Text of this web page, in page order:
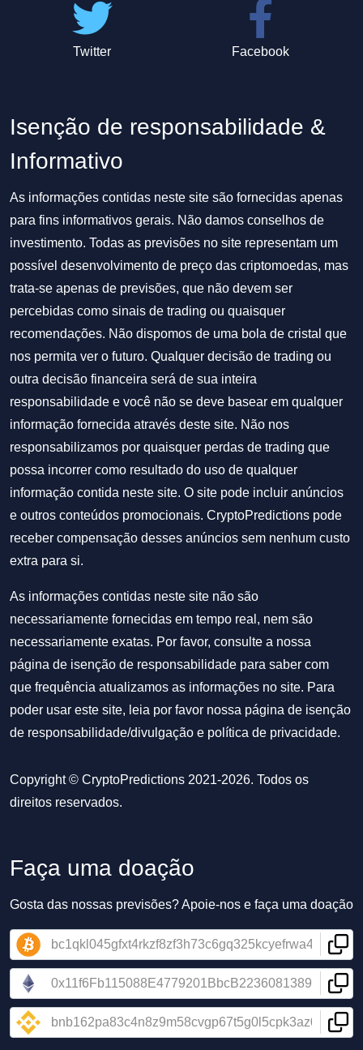
Twitter Facebook
Isenção de responsabilidade &
Informativo
As informações contidas neste site são fornecidas apenas
para fins informativos gerais. Não damos conselhos de
investimento. Todas as previsões no site representam um
possível desenvolvimento de preço das criptomoedas, mas
trata-se apenas de previsões, que não devem ser
percebidas como sinais de trading ou quaisquer
recomendações. Não dispomos de uma bola de cristal que
nos permita ver o futuro. Qualquer decisão de trading ou
outra decisão financeira será de sua inteira
responsabilidade e você não se deve basear em qualquer
informação fornecida através deste site. Não nos
responsabilizamos por quaisquer perdas de trading que
possa incorrer como resultado do uso de qualquer
informação contida neste site. O site pode incluir anúncios
e outros conteúdos promocionais. CryptoPredictions pode
receber compensação desses anúncios sem nenhum custo
extra para si.
As informações contidas neste site não são
necessariamente fornecidas em tempo real, nem são
necessariamente exatas. Por favor, consulte a nossa
página de isenção de responsabilidade para saber com
que frequência atualizamos as informações no site. Para
poder usar este site, leia por favor nossa página de isenção
de responsabilidade/divulgação e política de privacidade.
Copyright © CryptoPredictions 2021-2026. Todos os
direitos reservados.
Faça uma doação
Gosta das nossas previsões? Apoie-nos e faça uma doação